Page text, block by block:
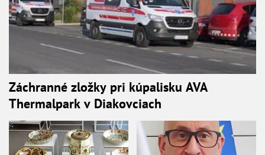
Záchranné zložky pri kúpalisku AVA
Thermalpark v Diakovciach